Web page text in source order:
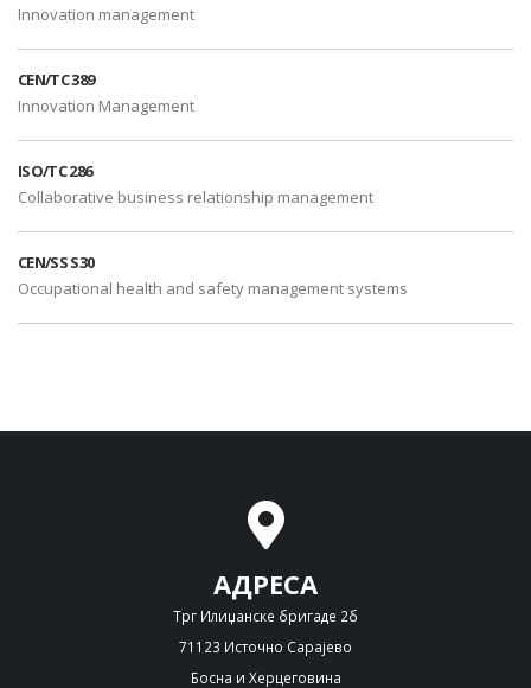
Innovation management
CEN/TC 389
Innovation Management
ISO/TC 286
Collaborative business relationship management
CEN/SS S30
Occupational health and safety management systems
АДРЕСА
Трг Илиџанске бригаде 2б
71123 Источно Сарајево
Босна и Херцеговина